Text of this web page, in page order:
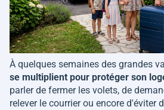
À quelques semaines des grandes
se multiplient pour protéger son
parler de fermer les volets, de
relever le courrier ou encore d'éviter